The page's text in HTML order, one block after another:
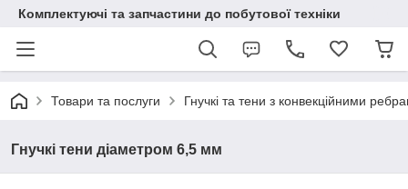
Комплектуючі та запчастини до побутової техніки
Товари та послуги Гнучкі та тени з конвекційними
Гнучкі тени діаметром 6,5 мм